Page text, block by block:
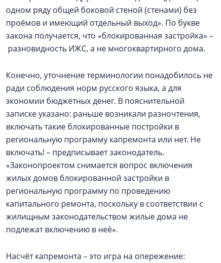
одном ряду общей боковой стеной (стенами) без
проёмов и имеющий отдельный выход». По букве
закона получается, что «блокированная застройка» –
разновидность ИЖС, а не многоквартирного дома.
Конечно, уточнение терминологии понадобилось не
ради соблюдения норм русского языка, а для
экономии бюджетных денег. В пояснительной
записке указано: раньше возникали разночтения,
включать такие блокированные постройки в
региональную программу капремонта или нет. Не
включать! – предписывает законодатель.
«Законопроектом снимается вопрос включения
жилых домов блокированной застройки в
региональную программу по проведению
капитального ремонта, поскольку в соответствии с
жилищным законодательством жилые дома не
подлежат включению в неё».
Насчёт капремонта – это игра на опережение: